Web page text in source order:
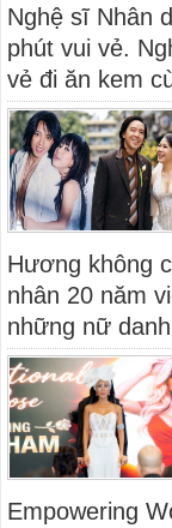
Nghệ sĩ Nhân
phút vui vẻ.
vẻ đi ăn kem
Hương không
nhân 20 năm
những nữ
Empowering